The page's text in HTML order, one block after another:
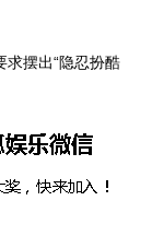
摆出“隐忍扮酷